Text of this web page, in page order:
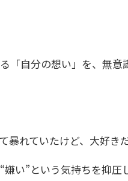
「自分の想い」を、無
れていたけど、大好き
い”という気持ちを抑圧